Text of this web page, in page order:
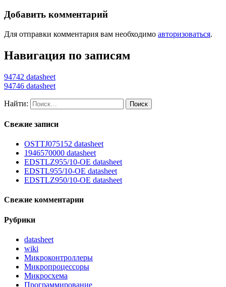
Добавить комментарий
Для отправки комментария вам необходимо авторизоваться.
Навигация по записям
94742 datasheet
94746 datasheet
Найти:
Свежие записи
OSTTJ075152 datasheet
1946570000 datasheet
EDSTLZ955/10-OE datasheet
EDSTL955/10-OE datasheet
EDSTLZ950/10-OE datasheet
Свежие комментарии
Рубрики
datasheet
wiki
Микроконтроллеры
Микропроцессоры
Микросхема
Программирование